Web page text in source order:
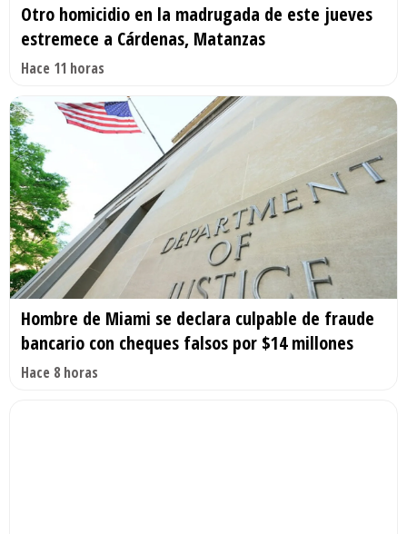
Otro homicidio en la madrugada de este jueves
estremece a Cárdenas, Matanzas
Hace 11 horas
Hombre de Miami se declara culpable de fraude
bancario con cheques falsos por $14 millones
Hace 8 horas